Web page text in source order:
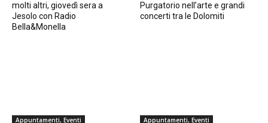
molti altri, giovedì sera a
Jesolo con Radio
Bella&Monella
Purgatorio nell’arte e grandi
concerti tra le Dolomiti
Appuntamenti, Eventi Appuntamenti, Eventi